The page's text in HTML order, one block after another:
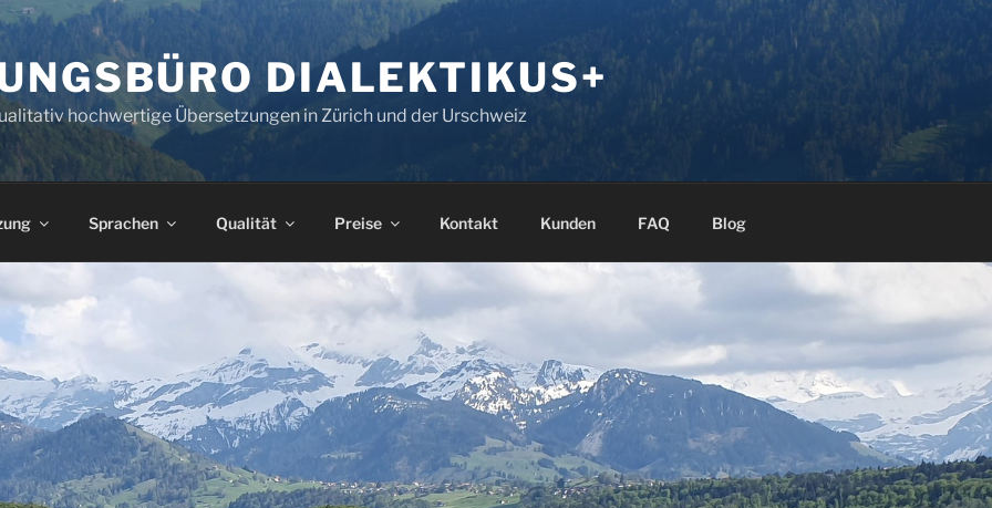
DIALEKTIKUS+
hochwertige Übersetzungen in Zürich und der Urschweiz
Sprachen Qualität Preise Kontakt Kunden FAQ Blog